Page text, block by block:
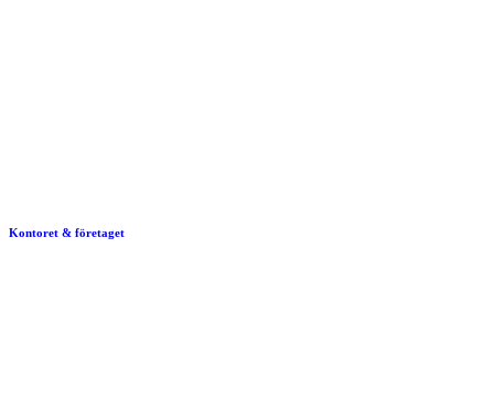
Kontoret & företaget